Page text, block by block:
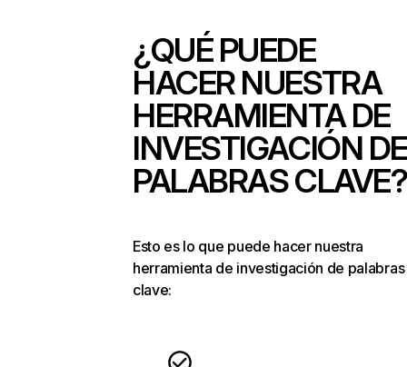
¿QUÉ PUEDE
HACER NUESTRA
HERRAMIENTA DE
INVESTIGACIÓN DE
PALABRAS CLAVE?
Esto es lo que puede hacer nuestra
herramienta de investigación de palabras
clave: